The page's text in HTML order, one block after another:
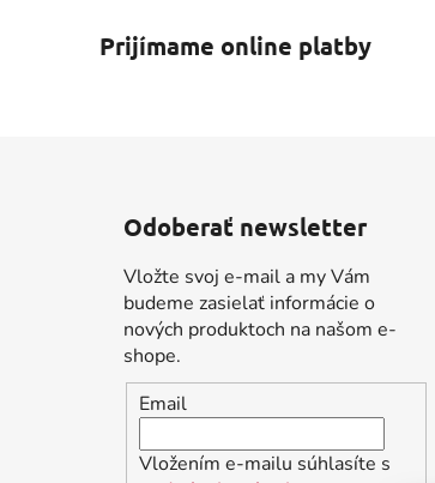
Prijímame online platby
Odoberať newsletter
Vložte svoj e-mail a my Vám
budeme zasielať informácie o
nových produktoch na našom e-
shope.
Email
Vložením e-mailu súhlasíte s